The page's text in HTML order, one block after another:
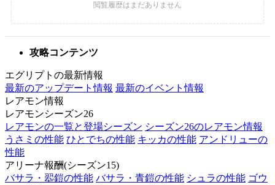
攻略コンテンツ
エグリプトの最新情報
最新のアップデート情報 最新のイベント情報
レアモン情報
レアモンシーズン26
レアモンの一覧と登場シーズン シーズン26のレアモン情報
うさミの性能 ひとでちの性能 キッカの性能 アンドリューの
性能
アリーナ報酬(シーズン15)
バサラ・翆鎧の性能 バサラ・青鎧の性能 シュラの性能 ゴウ